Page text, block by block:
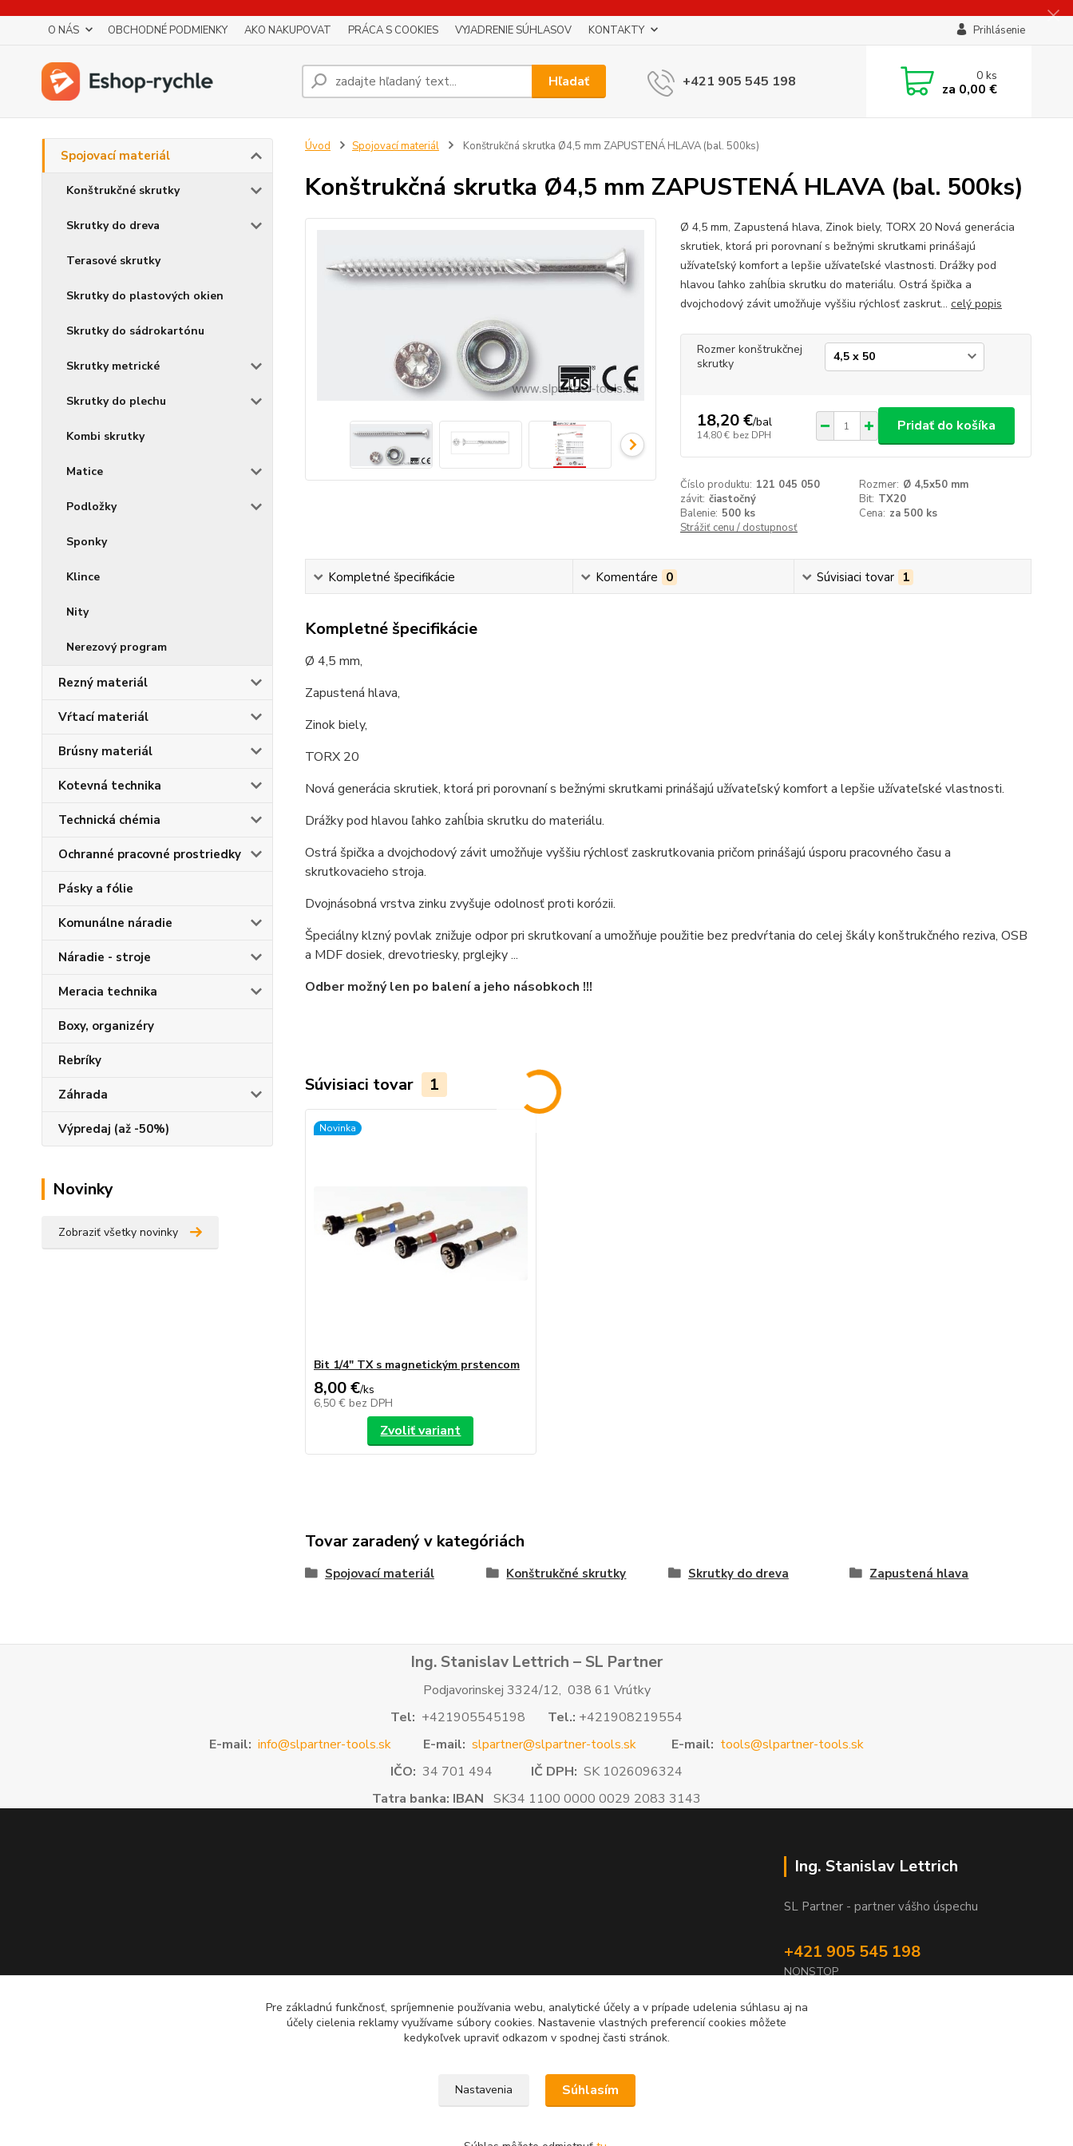
O NÁS OBCHODNÉ PODMIENKY AKO NAKUPOVAT PRÁCA S COOKIES VYJADRENIE SÚHLASOV KONTAKTY Prihlásenie
Hľadať +421 905 545 198 0ks
za 0,00 €
Spojovací materiál
Konštrukčné skrutky
Skrutky do dreva
Terasové skrutky
Skrutky do plastových okien
Skrutky do sádrokartónu
Skrutky metrické
Skrutky do plechu
Kombi skrutky
Matice
Podložky
Sponky
Klince
Nity
Nerezový program
Rezný materiál
Vŕtací materiál
Brúsny materiál
Kotevná technika
Technická chémia
Ochranné pracovné prostriedky
Pásky a fólie
Komunálne náradie
Náradie - stroje
Meracia technika
Boxy, organizéry
Rebríky
Záhrada
Výpredaj (až -50%)
Novinky
Zobraziť všetky novinky
Úvod Spojovací materiál Konštrukčná skrutka Ø4,5 mm ZAPUSTENÁ HLAVA (bal. 500ks)
Konštrukčná skrutka Ø4,5 mm ZAPUSTENÁ HLAVA (bal. 500ks)
Ø 4,5 mm, Zapustená hlava, Zinok biely, TORX 20 Nová generácia
skrutiek, ktorá pri porovnaní s bežnými skrutkami prinášajú
užívateľský komfort a lepšie užívateľské vlastnosti. Drážky pod
hlavou ľahko zahĺbia skrutku do materiálu. Ostrá špička a
dvojchodový závit umožňuje vyššiu rýchlosť zaskrut... celý popis
Rozmer konštrukčnej
skrutky
18,20 €/bal
14,80 € bez DPH
Pridať do košíka
Číslo produktu: 121 045 050 Rozmer: Ø 4,5x50 mm
závit: čiastočný Bit: TX20
Balenie: 500 ks Cena: za 500 ks
Strážiť cenu / dostupnosť
Kompletné špecifikácie Komentáre 0 Súvisiaci tovar 1
Kompletné špecifikácie
Ø 4,5 mm,
Zapustená hlava,
Zinok biely,
TORX 20
Nová generácia skrutiek, ktorá pri porovnaní s bežnými skrutkami prinášajú užívateľský komfort a lepšie užívateľské vlastnosti.
Drážky pod hlavou ľahko zahĺbia skrutku do materiálu.
Ostrá špička a dvojchodový závit umožňuje vyššiu rýchlosť zaskrutkovania pričom prinášajú úsporu pracovného času a
skrutkovacieho stroja.
Dvojnásobná vrstva zinku zvyšuje odolnosť proti korózii.
Špeciálny klzný povlak znižuje odpor pri skrutkovaní a umožňuje použitie bez predvŕtania do celej škály konštrukčného reziva, OSB
a MDF dosiek, drevotriesky, prglejky ...
Odber možný len po balení a jeho násobkoch !!!
Súvisiaci tovar 1
Novinka
Bit 1/4" TX s magnetickým prstencom
8,00 €/ks
6,50 € bez DPH
Zvoliť variant
Tovar zaradený v kategóriách
Spojovací materiál Konštrukčné skrutky Skrutky do dreva Zapustená hlava
Ing. Stanislav Lettrich – SL Partner
Podjavorinskej 3324/12, 038 61 Vrútky
Tel: +421905545198 Tel.: +421908219554
E-mail: info@slpartner-tools.sk E-mail: slpartner@slpartner-tools.sk E-mail: tools@slpartner-tools.sk
IČO: 34 701 494 IČ DPH: SK 1026096324
Tatra banka: IBAN SK34 1100 0000 0029 2083 3143
Ing. Stanislav Lettrich
SL Partner - partner vášho úspechu
+421 905 545 198
NONSTOP
info@slpartner-tools.sk
Pre základnú funkčnosť, spríjemnenie používania webu, analytické účely a v prípade udelenia súhlasu aj na
účely cielenia reklamy využívame súbory cookies. Nastavenie vlastných preferencií cookies môžete
kedykoľvek upraviť odkazom v spodnej časti stránok.
Nastavenia Súhlasím